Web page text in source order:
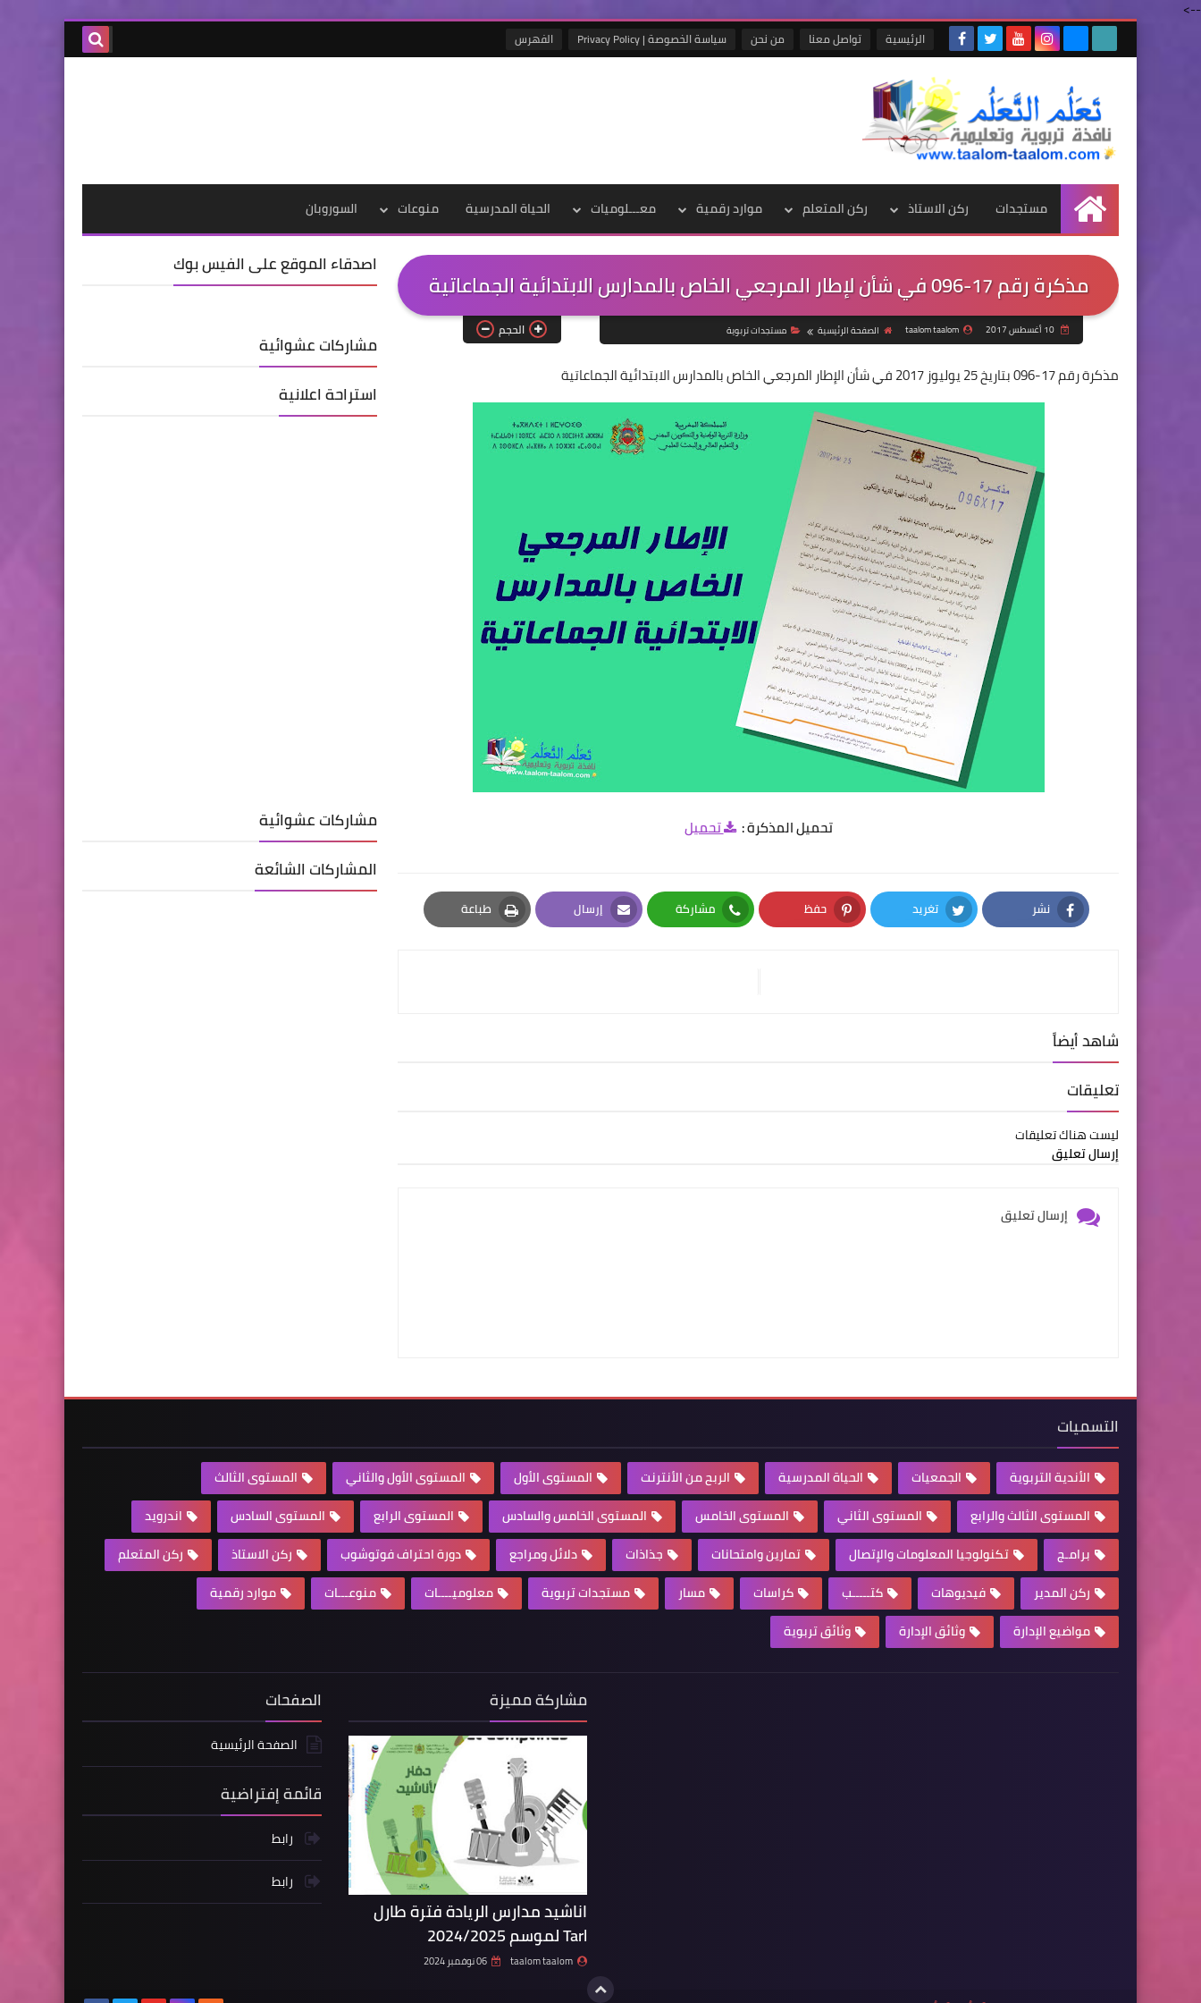
-->
الرئيسية تواصل معنا من نحن سياسة الخصوصة | Privacy Policy الفهرس
الرئيسية
مستجدات ركن الاستاذ ركن المتعلم موارد رقمية معـــلوميات الحياة المدرسية منوعات السوروبان
مذكرة رقم 17-096 في شأن لإطار المرجعي الخاص بالمدارس الابتدائية الجماعاتية
10 أغسطس 2017 taalom taalom الصفحة الرئيسية مستجدات تربوية الحجم
مذكرة رقم 17-096 بتاريخ 25 يوليوز 2017 في شأن الإطار المرجعي الخاص بالمدارس الابتدائية الجماعاتية
تحميل المذكرة : تحميل
نشر
Facebook
تغريد
Twitter
حفظ
Pinterest
مشاركة
Whatsapp
إرسال
Email
طباعة
Print
شاهد أيضاً
تعليقات
ليست هناك تعليقات
إرسال تعليق
إرسال تعليق
اصدقاء الموقع على الفيس بوك
مشاركات عشوائية
استراحة اعلانية
مشاركات عشوائية
المشاركات الشائعة
التسميات
الأندية التربوية الجمعيات الحياة المدرسية الربح من الأنترنت المستوى الأول المستوى الأول والثاني
المستوى الثالث
المستوى الثالث والرابع
المستوى الثاني المستوى الخامس المستوى الخامس والسادس المستوى الرابع المستوى السادس
اندرويد
برامـج
تكنولوجيا المعلومات والإتصال تمارين وامتحانات جذاذات دلائل ومراجع دورة احتراف فوتوشوب ركن الاستاذ
ركن المتعلم
ركن المدير
فيديوهات كتـــــب كراسات مسار مستجدات تربوية معلوميــــات منوعـــات
موارد رقمية
مواضيع الإدارة
وثائق الإدارة وثائق تربوية
مشاركة مميزة
اناشيد مدارس الريادة فترة طارل
Tarl لموسم 2024/2025
taalom taalom 06 نوفمبر 2024
الصفحات
الصفحة الرئيسية
قائمة إفتراضية
رابط
رابط